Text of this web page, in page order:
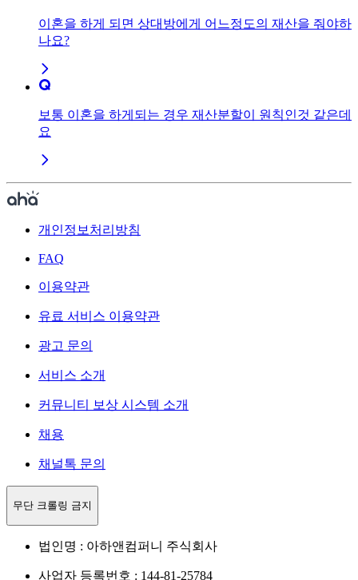
이혼을 하게 되면 상대방에게 어느정도의 재산을 줘야하
나요?
보통 이혼을 하게되는 경우 재산분할이 원칙인것 같은데
요
개인정보처리방침
FAQ
이용약관
유료 서비스 이용약관
광고 문의
서비스 소개
커뮤니티 보상 시스템 소개
채용
채널톡 문의
무단 크롤링 금지
법인명 : 아하앤컴퍼니 주식회사
사업자 등록번호 : 144-81-25784